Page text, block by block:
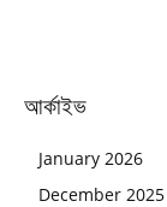
আর্কাইভ
January 2026
December 2025